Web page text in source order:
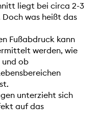
liegt bei circa 2-3
was heißt das
Fußabdruck kann
werden, wie
ob
unterzieht sich
auf das